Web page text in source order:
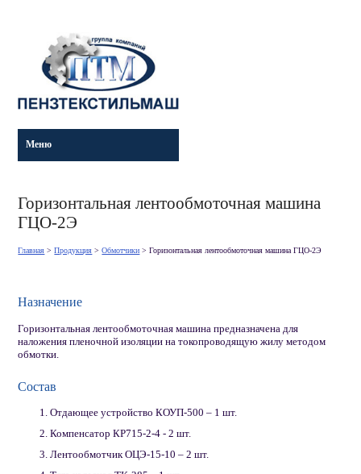
Меню
Горизонтальная лентообмоточная машина
ГЦО-2Э
Главная >Продукция >Обмотчики >Горизонтальная лентообмоточная машина ГЦО-2Э
Назначение
Горизонтальная лентообмоточная машина предназначена для
наложения пленочной изоляции на токопроводящую жилу методом
обмотки.
Состав
Отдающее устройство КОУП-500 – 1 шт.
Компенсатор КР715-2-4 - 2 шт.
Лентообмотчик ОЦЭ-15-10 – 2 шт.